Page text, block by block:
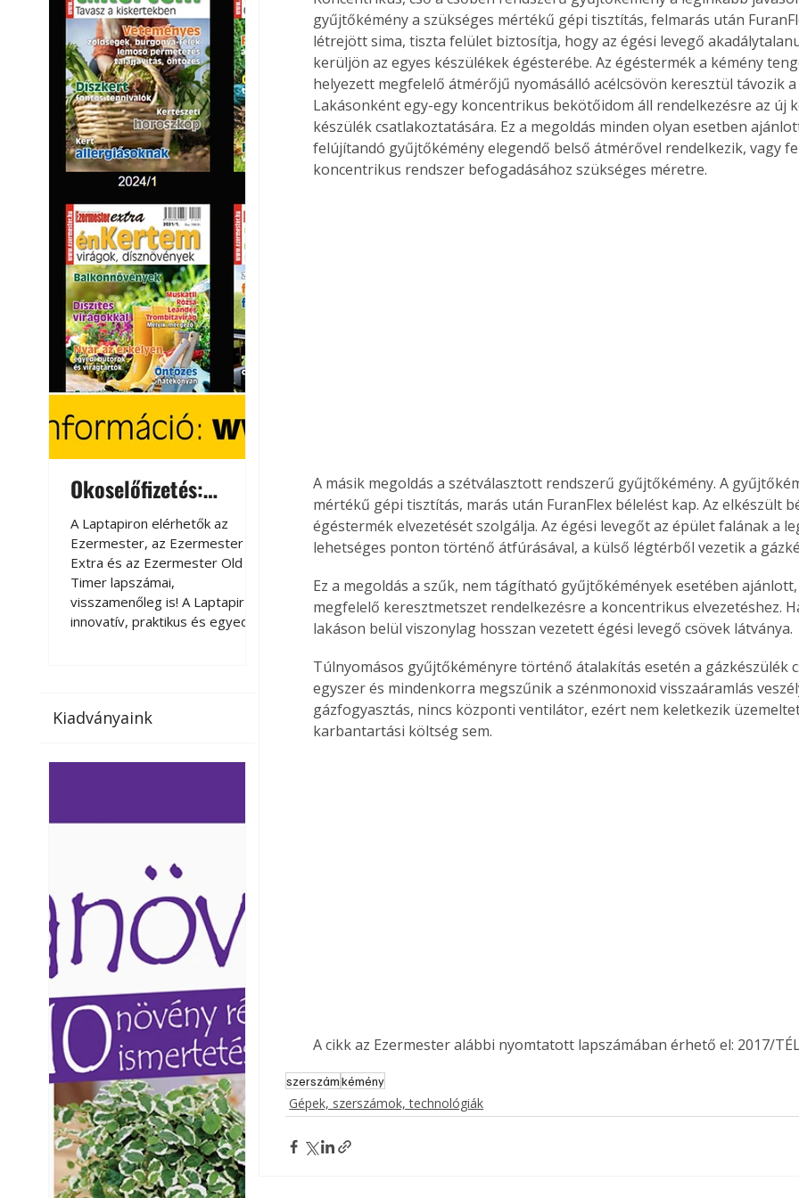
Okoselőfizetés:
Ezermester Extra
A Laptapiron elérhetők az
Ezermester, az Ezermester
Extra és az Ezermester Old
Timer lapszámai,
visszamenőleg is! A Laptapir új,
innovatív, praktikus és egyedi
az otthonában, útközben vagy
elérhetők lapszámaink. Bárhol,
Okoselőfizetés
A Laptapiron elérhetők az
Ezermester, az Ezermester
Extra és az Ezermester Old
Timer lapszámai,
visszamenőleg is! A Laptapir új,
innovatív, praktikus és egyedi
magazinok digitális olvasására
számítógépen, okostelefonon
vagy táblagépen. Kényelmesen
az otthonában, útközben vagy
nyaralás, pihenés alatt is
Együtt jobban megéri!
Bővebb információ itt!
Együtt jobban megéri! A
könyvek tetszőleges
áron, 0 Ft postaköltséggel
megrendelhetők!
Kiadványaink
gyűjtőkémény a szükséges mértékű gépi tisztítás, felmarás után
létrejött sima, tiszta felület biztosítja, hogy az égési levegő
kerüljön az egyes készülékek égésterébe. Az égéstermék a kémény
helyezett megfelelő átmérőjű nyomásálló acélcsövön keresztül távozik
Lakásonként egy-egy koncentrikus bekötőidom áll rendelkezésre az új
készülék csatlakoztatására. Ez a megoldás minden olyan esetben
felújítandó gyűjtőkémény elegendő belső átmérővel rendelkezik, vagy
koncentrikus rendszer befogadásához szükséges méretre.
A másik megoldás a szétválasztott rendszerű gyűjtőkémény. A
mértékű gépi tisztítás, marás után FuranFlex bélelést kap. Az elkészült
égéstermék elvezetését szolgálja. Az égési levegőt az épület falának a
lehetséges ponton történő átfúrásával, a külső légtérből vezetik a
Ez a megoldás a szűk, nem tágítható gyűjtőkémények esetében
megfelelő keresztmetszet rendelkezésre a koncentrikus elvezetéshez.
lakáson belül viszonylag hosszan vezetett égési levegő csövek látványa.
Túlnyomásos gyűjtőkéményre történő átalakítás esetén a gázkészülék
egyszer és mindenkorra megszűnik a szénmonoxid visszaáramlás
gázfogyasztás, nincs központi ventilátor, ezért nem keletkezik
karbantartási költség sem.
A cikk az Ezermester alábbi nyomtatott lapszámában érhető el: 2017/
szerszámkémény
Gépek, szerszámok, technológiák